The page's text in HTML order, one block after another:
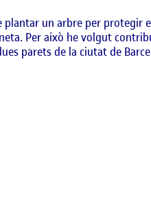
plantar un arbre per
Per això he volgut
parets de la ciutat de